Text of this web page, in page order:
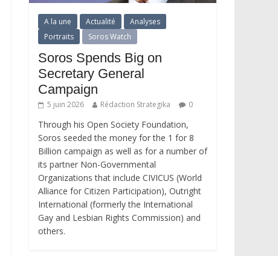
A la une Actualité
Analyses
Portraits
Soros Watch
Soros Spends Big on
Secretary General
Campaign
5 juin 2026 Rédaction Strategika 0
Through his Open Society Foundation,
Soros seeded the money for the 1 for 8
Billion campaign as well as for a number of
its partner Non-Governmental
Organizations that include CIVICUS (World
Alliance for Citizen Participation), Outright
International (formerly the International
Gay and Lesbian Rights Commission) and
others.